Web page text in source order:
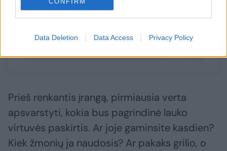
Data Deletion Data Access Privacy Policy
laužo visas taisykles: vos
pravėrus duris iškart
pasikeičia nuotaika
taip
Prieš renkantis įrangą, pirmiausia verta
apsvarstyti, kokia bus pagrindinė lauko
virtuvės paskirtis. Ar joje gaminsite kasdien?
Kiek žmonių ja naudosis? Ar pakaks grilio, o